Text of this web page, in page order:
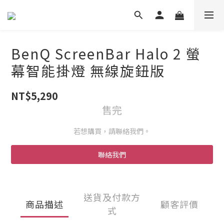
BenQ ScreenBar Halo 2 螢
幕智能掛燈 無線旋鈕版
NT$5,290
售完
若想購買，請聯絡我們。
聯絡我們
商品描述
送貨及付款方
式
顧客評價